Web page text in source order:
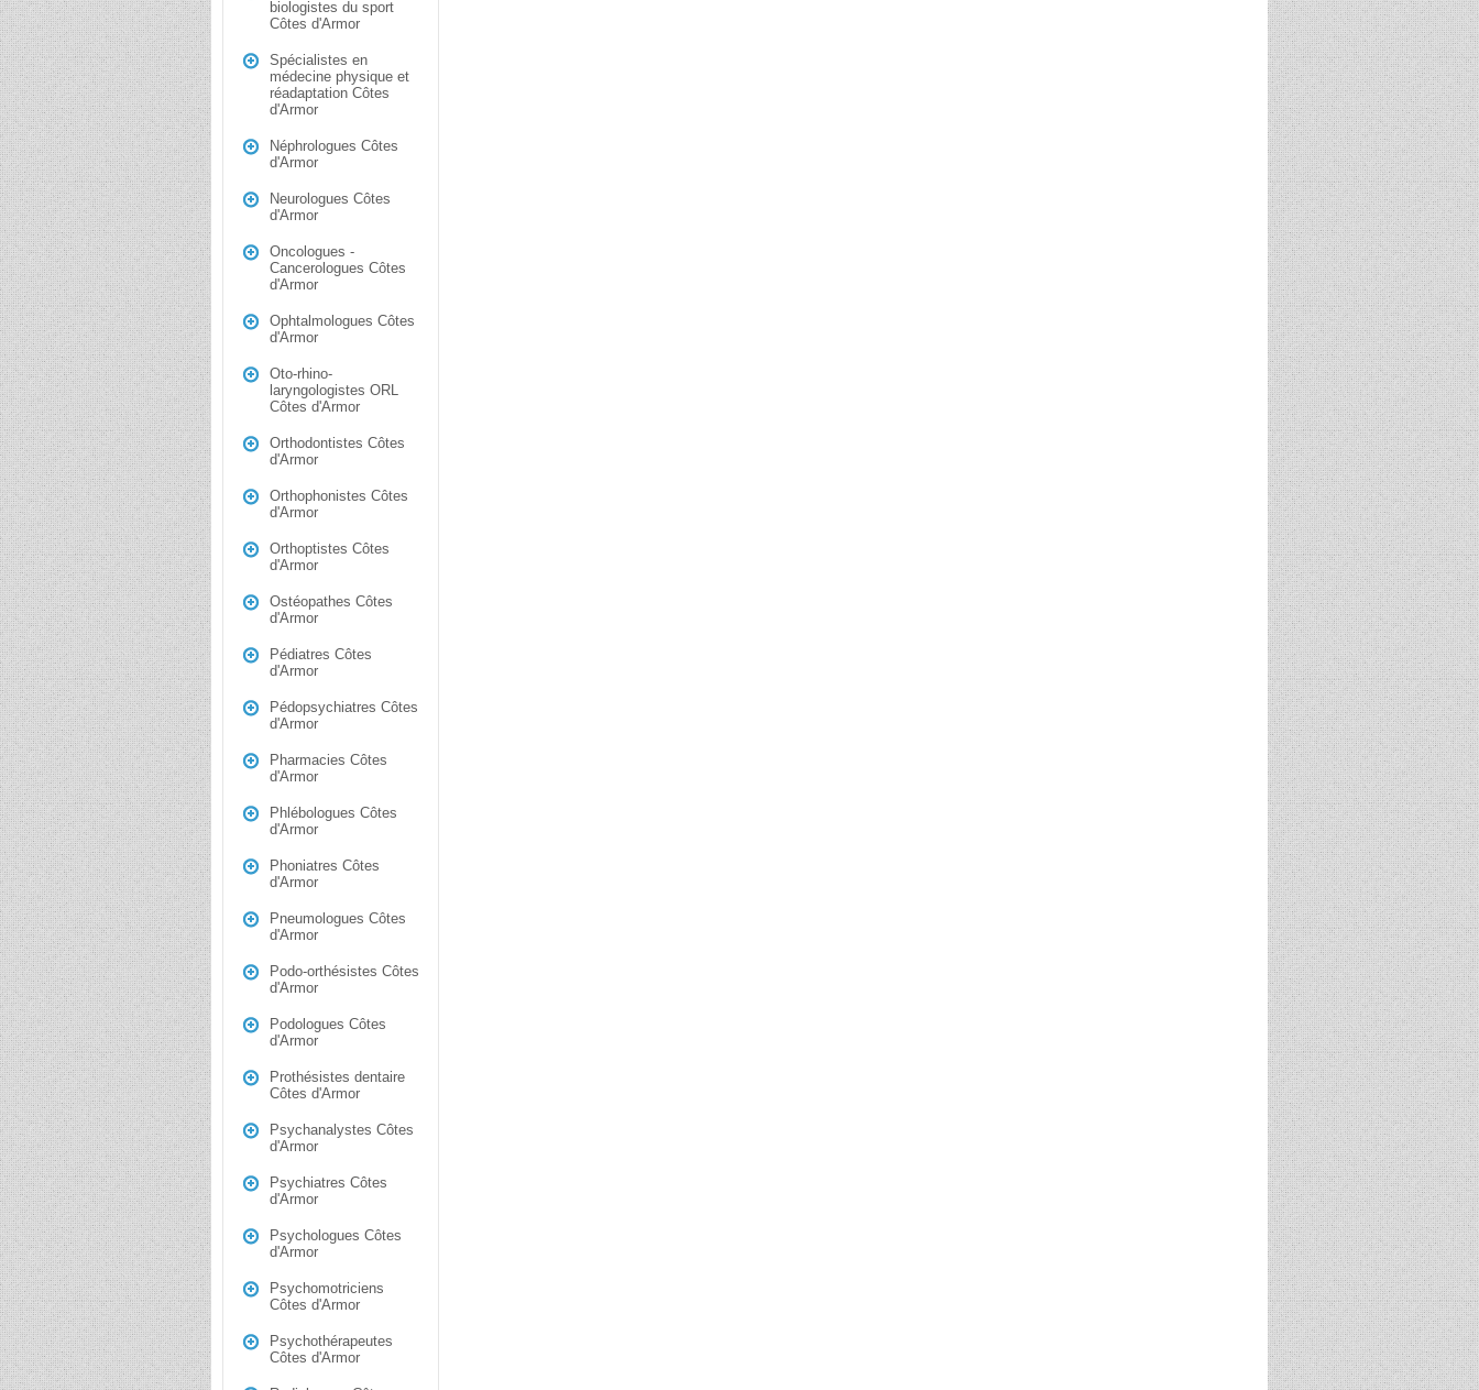
biologistes du sport
Côtes d'Armor
Spécialistes en
médecine physique et
réadaptation Côtes
d'Armor
Néphrologues Côtes
d'Armor
Neurologues Côtes
d'Armor
Oncologues -
Cancerologues Côtes
d'Armor
Ophtalmologues Côtes
d'Armor
Oto-rhino-
laryngologistes ORL
Côtes d'Armor
Orthodontistes Côtes
d'Armor
Orthophonistes Côtes
d'Armor
Orthoptistes Côtes
d'Armor
Ostéopathes Côtes
d'Armor
Pédiatres Côtes
d'Armor
Pédopsychiatres Côtes
d'Armor
Pharmacies Côtes
d'Armor
Phlébologues Côtes
d'Armor
Phoniatres Côtes
d'Armor
Pneumologues Côtes
d'Armor
Podo-orthésistes Côtes
d'Armor
Podologues Côtes
d'Armor
Prothésistes dentaire
Côtes d'Armor
Psychanalystes Côtes
d'Armor
Psychiatres Côtes
d'Armor
Psychologues Côtes
d'Armor
Psychomotriciens
Côtes d'Armor
Psychothérapeutes
Côtes d'Armor